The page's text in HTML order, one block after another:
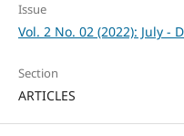
Issue
Vol. 2 No. 02 (2022): July -
Section
ARTICLES